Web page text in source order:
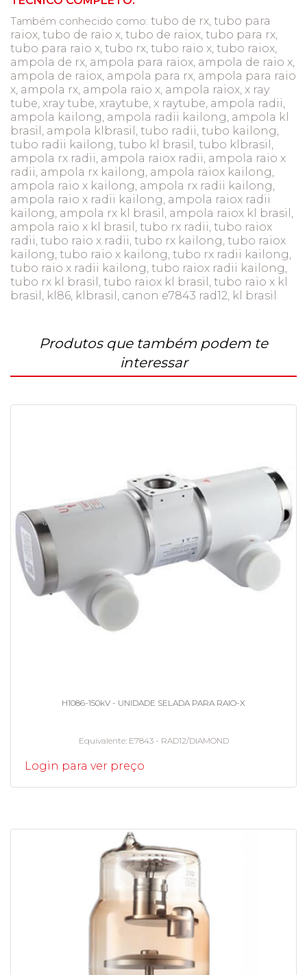
Também conhecido como: tubo de rx, tubo para
raiox, tubo de raio x, tubo de raiox, tubo para rx,
tubo para raio x, tubo rx, tubo raio x, tubo raiox,
ampola de rx, ampola para raiox, ampola de raio x,
ampola de raiox, ampola para rx, ampola para raio
x, ampola rx, ampola raio x, ampola raiox, x ray
tube, xray tube, xraytube, x raytube, ampola radii,
ampola kailong, ampola radii kailong, ampola kl
brasil, ampola klbrasil, tubo radii, tubo kailong,
tubo radii kailong, tubo kl brasil, tubo klbrasil,
ampola rx radii, ampola raiox radii, ampola raio x
radii, ampola rx kailong, ampola raiox kailong,
ampola raio x kailong, ampola rx radii kailong,
ampola raio x radii kailong, ampola raiox radii
kailong, ampola rx kl brasil, ampola raiox kl brasil,
ampola raio x kl brasil, tubo rx radii, tubo raiox
radii, tubo raio x radii, tubo rx kailong, tubo raiox
kailong, tubo raio x kailong, tubo rx radii kailong,
tubo raio x radii kailong, tubo raiox radii kailong,
tubo rx kl brasil, tubo raiox kl brasil, tubo raio x kl
brasil, kl86, klbrasil, canon e7843 rad12, kl brasil
Produtos que também podem te
interessar
H1086-150kV - UNIDADE SELADA PARA RAIO-X
Equivalente E7843 - RAD12/DIAMOND
Login para ver preço